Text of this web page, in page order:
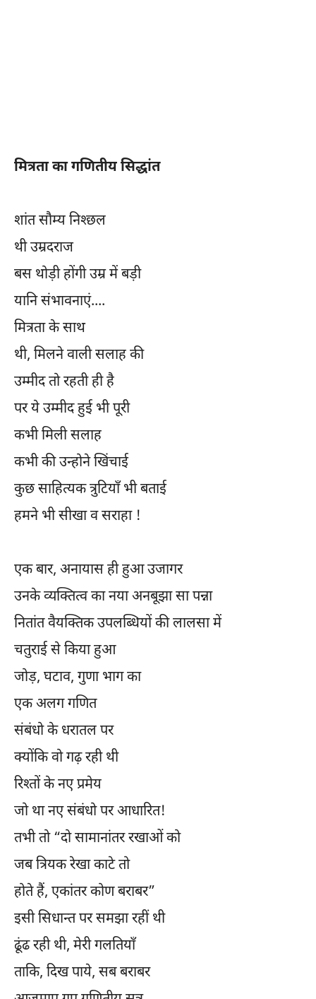
मित्रता का गणितीय सिद्धांत
शांत सौम्य निश्छल
थी उम्रदराज
बस थोड़ी होंगी उम्र में बड़ी
यानि संभावनाएं....
मित्रता के साथ
थी, मिलने वाली सलाह की
उम्मीद तो रहती ही है
पर ये उम्मीद हुई भी पूरी
कभी मिली सलाह
कभी की उन्होने खिंचाई
कुछ साहित्यक त्रुटियाँ भी बताई
हमने भी सीखा व सराहा !
एक बार, अनायास ही हुआ उजागर
उनके व्यक्तित्व का नया अनबूझा सा पन्ना
नितांत वैयक्तिक उपलब्धियों की लालसा में
चतुराई से किया हुआ
जोड़, घटाव, गुणा भाग का
एक अलग गणित
संबंधो के धरातल पर
क्योंकि वो गढ़ रही थी
रिश्तों के नए प्रमेय
जो था नए संबंधो पर आधारित!
तभी तो “दो सामानांतर रखाओं को
जब त्रियक रेखा काटे तो
होते हैं, एकांतर कोण बराबर”
इसी सिधान्त पर समझा रहीं थी
ढूंढ रही थी, मेरी गलतियाँ
ताकि, दिख पाये, सब बराबर